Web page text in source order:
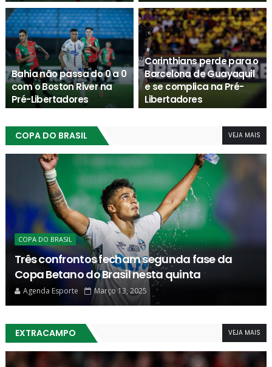
Agenda Esporte Agenda Esporte
Bahia não passa do 0 a 0
com o Boston River na
Pré-Libertadores
Corinthians perde para o
Barcelona de Guayaquil
e se complica na Pré-
Libertadores
COPA DO BRASIL VEJA MAIS
COPA DO BRASIL
Copa do Brasil: Clubes da terceira fase serão
definidos nesta semana
Agenda Esporte Março 11, 2025
EXTRACAMPO VEJA MAIS